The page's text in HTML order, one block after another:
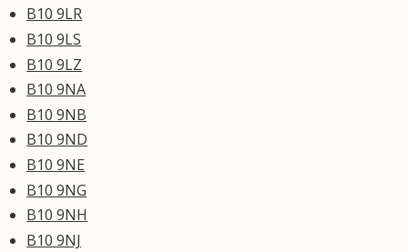
B10 9LR
B10 9LS
B10 9LZ
B10 9NA
B10 9NB
B10 9ND
B10 9NE
B10 9NG
B10 9NH
B10 9NJ